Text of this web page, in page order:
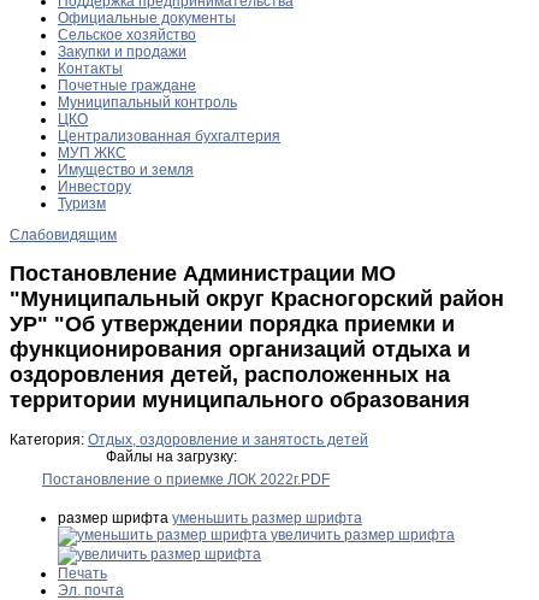
Официальные документы
Сельское хозяйство
Закупки и продажи
Контакты
Почетные граждане
Муниципальный контроль
ЦКО
Централизованная бухгалтерия
МУП ЖКС
Имущество и земля
Инвестору
Туризм
Слабовидящим
Постановление Администрации МО
"Муниципальный округ Красногорский район
УР" "Об утверждении порядка приемки и
функционирования организаций отдыха и
оздоровления детей, расположенных на
территории муниципального образования
Категория: Отдых, оздоровление и занятость детей
Файлы на загрузку:
Постановление о приемке ЛОК 2022г.PDF
размер шрифта уменьшить размер шрифта
увеличить размер шрифта
Печать
Эл. почта